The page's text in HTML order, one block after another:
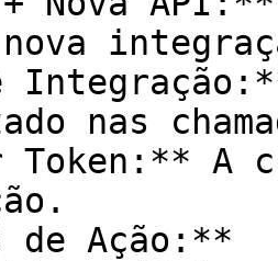
nova
nas
A
de Ação:**